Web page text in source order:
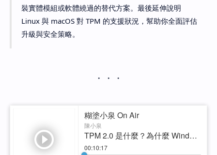
裝實體模組或軟體繞過的替代方案。最後延伸說明
Linux 與 macOS 對 TPM 的支援狀況，幫助你全面評估
升級與安全策略。